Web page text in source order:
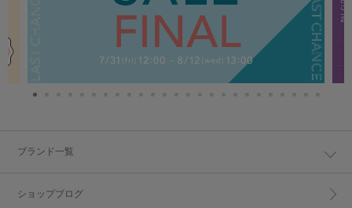
ブランド一覧
ショップブログ